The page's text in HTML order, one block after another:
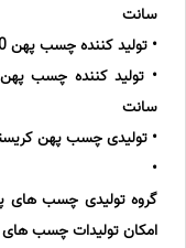
سانت
• تولید کننده چسب پهن 90 یارد 500 یارد 900 یارد
• تولید کننده چسب
سانت
• تولیدی چسب پهن
•
گروه تولیدی چسب های